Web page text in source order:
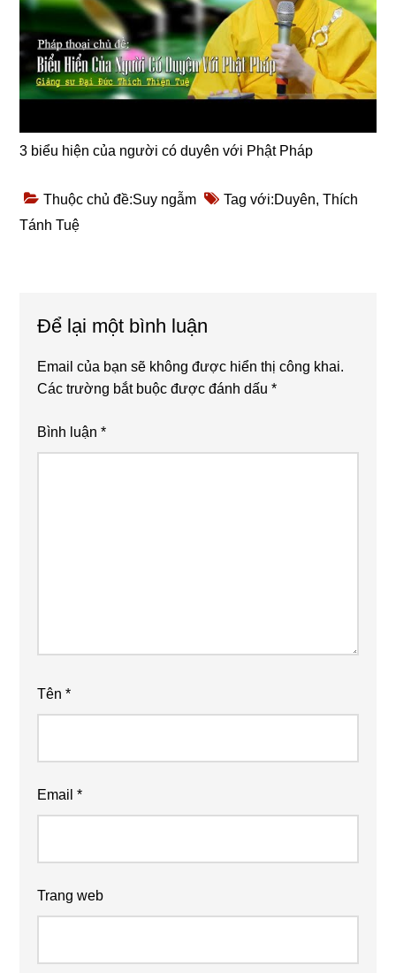
3 biểu hiện của người có duyên với Phật Pháp
Thuộc chủ đề:Suy ngẫm Tag với:Duyên,Thích
Tánh Tuệ
Interactions
Để lại một bình luận
Email của bạn sẽ không được hiển thị công khai.
Các trường bắt buộc được đánh dấu*
Bình luận*
Tên*
Email*
Trang web